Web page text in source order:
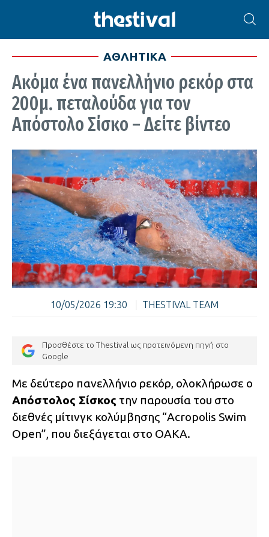
ΑΘΛΗΤΙΚΑ
Ακόμα ένα πανελλήνιο ρεκόρ στα
200μ. πεταλούδα για τον
Απόστολο Σίσκο – Δείτε βίντεο
10/05/2026 19:30 THESTIVAL TEAM
Προσθέστε το Thestival ως προτεινόμενη πηγή στο
Google
Με δεύτερο πανελλήνιο ρεκόρ, ολοκλήρωσε ο
Απόστολος Σίσκος την παρουσία του στο
διεθνές μίτινγκ κολύμβησης “Acropolis Swim
Open”, που διεξάγεται στο ΟΑΚΑ.